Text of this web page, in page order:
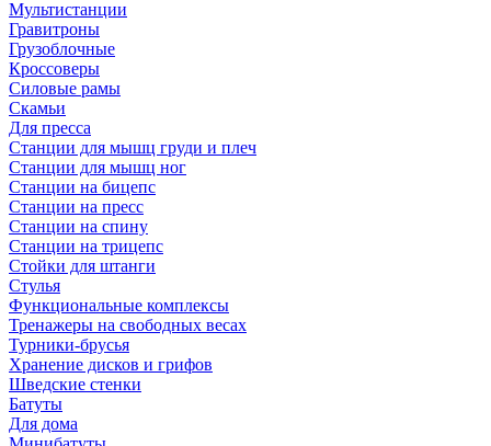
Мультистанции
Гравитроны
Грузоблочные
Кроссоверы
Силовые рамы
Скамьи
Для пресса
Станции для мышц груди и плеч
Станции для мышц ног
Станции на бицепс
Станции на пресс
Станции на спину
Станции на трицепс
Стойки для штанги
Стулья
Функциональные комплексы
Тренажеры на свободных весах
Турники-брусья
Хранение дисков и грифов
Шведские стенки
Батуты
Для дома